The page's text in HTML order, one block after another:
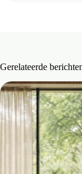
Gerelateerde